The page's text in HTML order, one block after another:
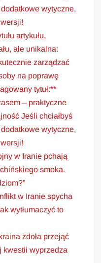
wytyczne,
artykułu,
ale unikalna:
zarządzać
na poprawę
tytuł:**
– praktyczne
Jeśli chciałbyś
wytyczne,
w Iranie pchają
smoka.
w Iranie spycha
wytłumaczyć to
zdoła przejąć
kwestii wyprzedza